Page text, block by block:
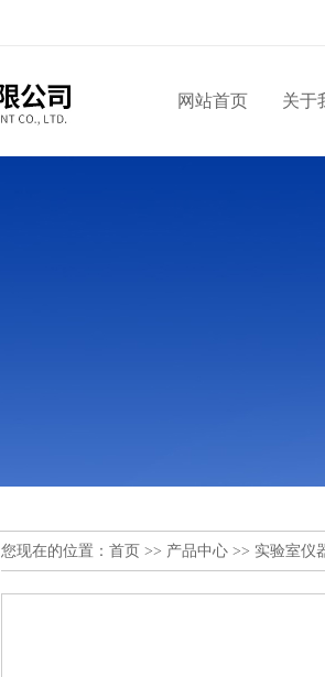
网站首页 关于
您现在的位置： 首页 >> 产品中心 >> 实验室仪